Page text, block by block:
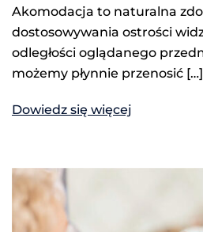
Akomodacja to naturalna
dostosowywania ostrości
odległości oglądanego
możemy płynnie przenosić […]
Dowiedz się więcej